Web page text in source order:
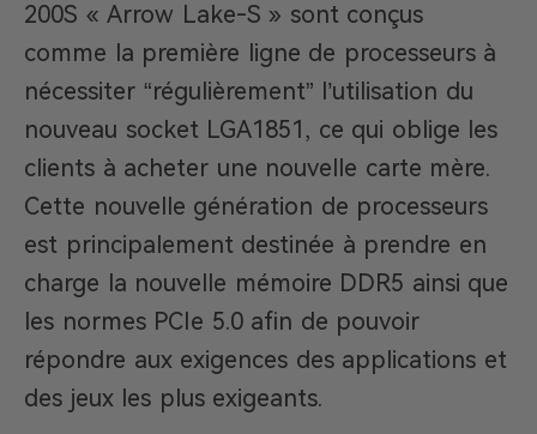
200S « Arrow Lake-S » sont conçus
comme la première ligne de processeurs à
nécessiter “régulièrement” l’utilisation du
nouveau socket LGA1851, ce qui oblige les
clients à acheter une nouvelle carte mère.
Cette nouvelle génération de processeurs
est principalement destinée à prendre en
charge la nouvelle mémoire DDR5 ainsi que
les normes PCIe 5.0 afin de pouvoir
répondre aux exigences des applications et
des jeux les plus exigeants.